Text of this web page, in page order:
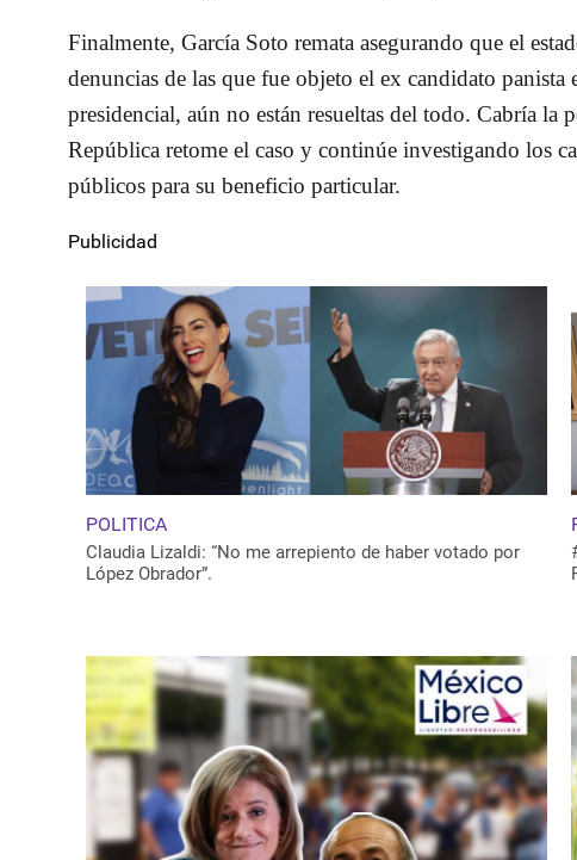
Finalmente, García Soto remata asegurando que el
denuncias de las que fue objeto el ex candidato panista
presidencial, aún no están resueltas del todo. Cabría la
República retome el caso y continúe investigando los
públicos para su beneficio particular.
Publicidad
POLITICA
Claudia Lizaldi: “No me arrepiento de haber votado por
López Obrador”.